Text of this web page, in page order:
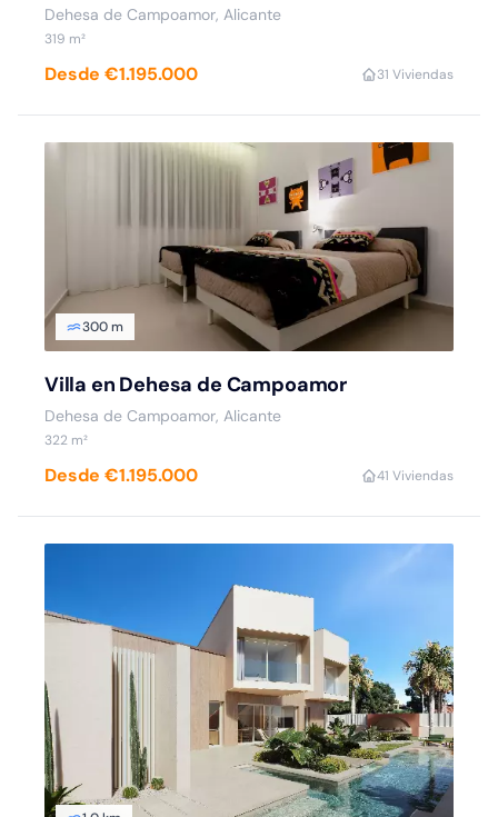
Dehesa de Campoamor, Alicante
319 m²
Desde €1.195.000 31 Viviendas
300 m
Villa en Dehesa de Campoamor
Dehesa de Campoamor, Alicante
322 m²
Desde €1.195.000 41 Viviendas